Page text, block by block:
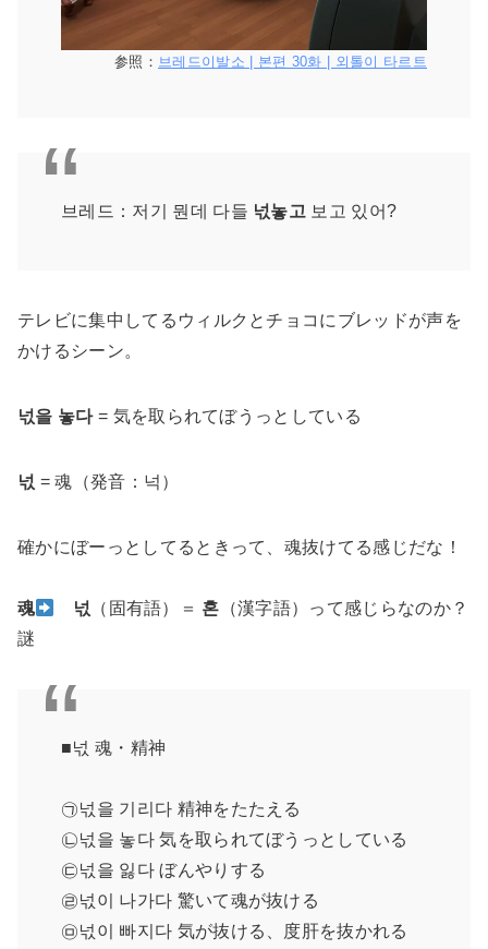
参照： 브레드이발소 | 본편 30화 | 외톨이 타르트
브레드：저기 뭔데 다들 넋놓고 보고 있어?
テレビに集中してるウィルクとチョコにブレッドが声を
かけるシーン。
넋을 놓다= 気を取られてぼうっとしている
넋 = 魂（発音：넉）
確かにぼーっとしてるときって、魂抜けてる感じだな！
魂 넋 （固有語）＝ 혼 （漢字語）って感じらなのか？
謎
■넋 魂・精神
㉠넋을 기리다 精神をたたえる
㉡넋을 놓다 気を取られてぼうっとしている
㉢넋을 잃다 ぼんやりする
㉣넋이 나가다 驚いて魂が抜ける
㉤넋이 빠지다 気が抜ける、度肝を抜かれる